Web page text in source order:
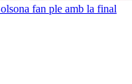
fan ple amb la final